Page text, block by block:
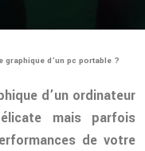
graphique d’un pc portable ?
d’un ordinateur
mais parfois
de votre